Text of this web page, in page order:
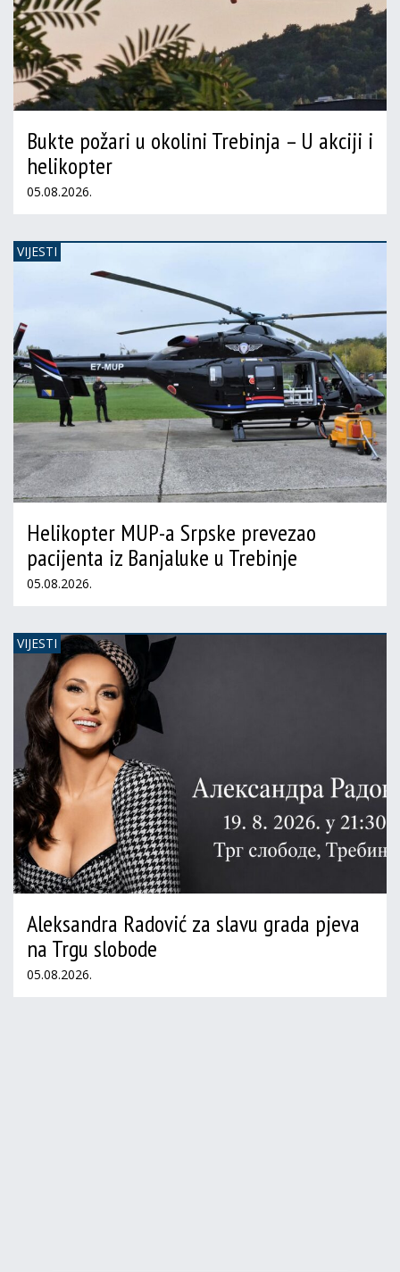
Bukte požari u okolini Trebinja – U akciji i
helikopter
05.08.2026.
VIJESTI
Helikopter MUP-a Srpske prevezao
pacijenta iz Banjaluke u Trebinje
05.08.2026.
VIJESTI
Aleksandra Radović za slavu grada pjeva
na Trgu slobode
05.08.2026.